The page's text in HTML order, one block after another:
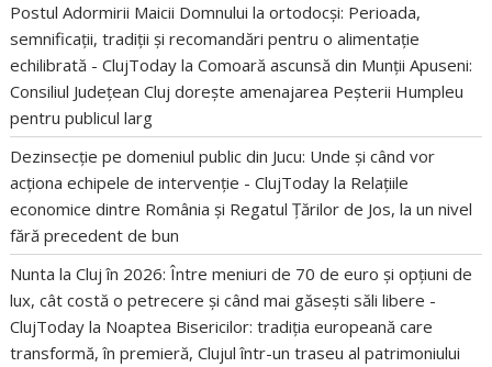
Postul Adormirii Maicii Domnului la ortodocși: Perioada,
semnificații, tradiții și recomandări pentru o alimentație
echilibrată - ClujToday laComoară ascunsă din Munții Apuseni:
Consiliul Județean Cluj dorește amenajarea Peșterii Humpleu
pentru publicul larg
Dezinsecție pe domeniul public din Jucu: Unde și când vor
acționa echipele de intervenție - ClujToday la Relațiile
economice dintre România și Regatul Țărilor de Jos, la un nivel
fără precedent de bun
Nunta la Cluj în 2026: Între meniuri de 70 de euro și opțiuni de
lux, cât costă o petrecere și când mai găsești săli libere -
ClujToday la Noaptea Bisericilor: tradiția europeană care
transformă, în premieră, Clujul într-un traseu al patrimoniului